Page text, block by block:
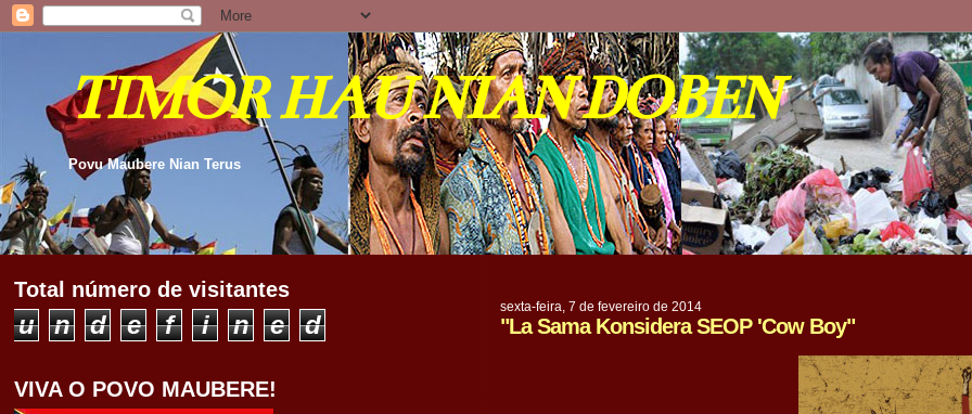
TIMOR HAU NIAN DOBEN
Povu Maubere Nian Terus
sexta-feira, 7 de fevereiro de 2014
"La Sama Konsidera SEOP 'Cow Boy"
Total número de visitantes
u n d e f i n e d
VIVA O POVO MAUBERE!